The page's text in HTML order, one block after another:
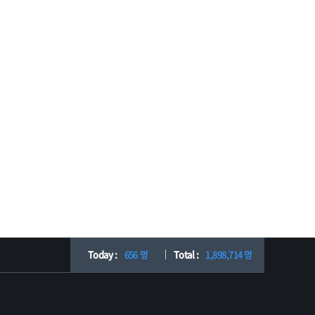
Today : 656 명 Total : 1,898,714 명